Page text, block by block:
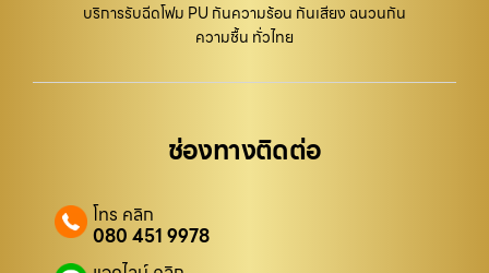
บริการรับฉีดโฟม PU กันความร้อน กันเสียง ฉนวนกัน
ความชื้น ทั่วไทย
ช่องทางติดต่อ
โทร คลิก
080 451 9978